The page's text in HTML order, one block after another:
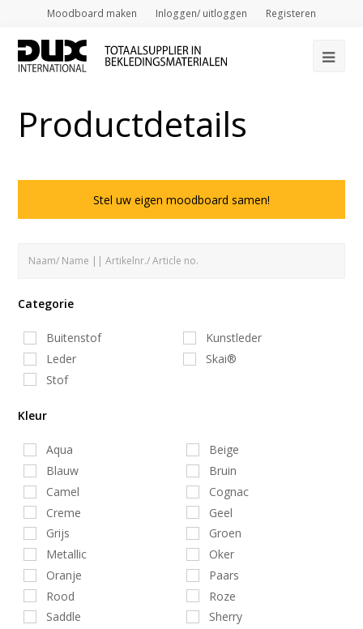
Moodboard maken Inloggen/ uitloggen Registeren
Productdetails
Stel uw eigen moodboard samen!
Categorie
Buitenstof
Kunstleder
Leder
Skai®
Stof
Kleur
Aqua
Beige
Blauw
Bruin
Camel
Cognac
Creme
Geel
Grijs
Groen
Metallic
Oker
Oranje
Paars
Rood
Roze
Saddle
Sherry